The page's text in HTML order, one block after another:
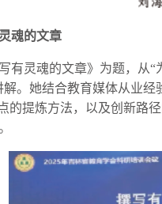
魂的文章
有灵魂的文章》为题，从
。她结合教育媒体从业
提炼方法，以及创新路